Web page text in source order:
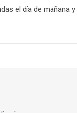
el día de mañana